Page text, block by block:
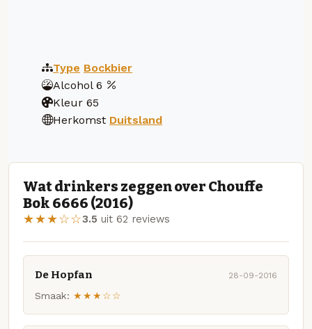
Type Bockbier
Alcohol 6
Kleur 65
Herkomst Duitsland
Wat drinkers zeggen over Chouffe
Bok 6666 (2016)
★★★☆☆3.5 uit 62 reviews
De Hopfan 28-09-2016
Smaak: ★★★☆☆